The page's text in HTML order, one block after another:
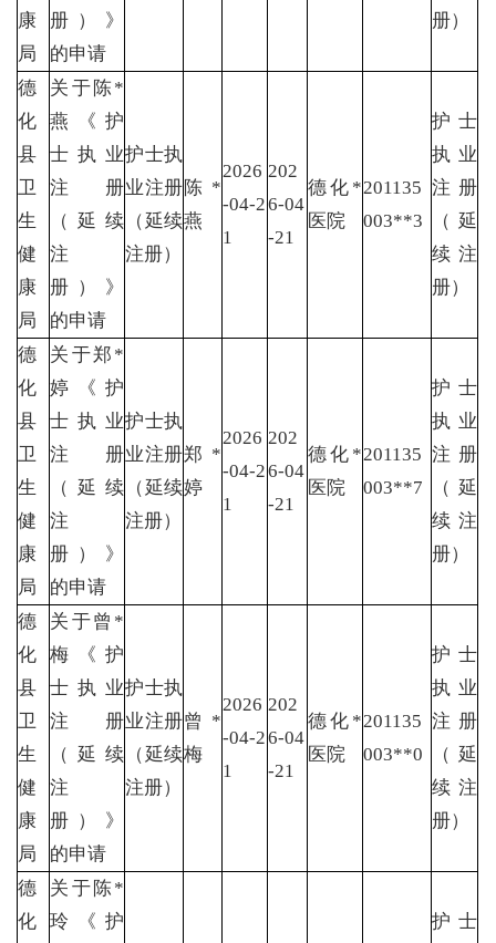
康
局
册）》
的申请
册）
德
化
县
卫
生
健
康
局
关于陈*
燕《护
士执业
注册
（延续
注
册）》
的申请
护士执
业注册
（延续
注册）
陈*
燕
2026
-04-2
1
202
6-04
-21
德化*
医院
201135
003**3
护士
执业
注册
（延
续注
册）
德
化
县
卫
生
健
康
局
关于郑*
婷《护
士执业
注册
（延续
注
册）》
的申请
护士执
业注册
（延续
注册）
郑*
婷
2026
-04-2
1
202
6-04
-21
德化*
医院
201135
003**7
护士
执业
注册
（延
续注
册）
德
化
县
卫
生
健
康
局
关于曾*
梅《护
士执业
注册
（延续
注
册）》
的申请
护士执
业注册
（延续
注册）
曾*
梅
2026
-04-2
1
202
6-04
-21
德化*
医院
201135
003**0
护士
执业
注册
（延
续注
册）
德
化
关于陈*
玲《护
护士